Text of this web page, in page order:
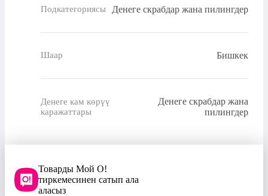
Подкатегориясы Денеге скрабдар жана пилингдер
Шаар Бишкек
Денеге кам көрүү
каражаттары
Денеге скрабдар жана
пилингдер
Товарды Мой О!
тиркемесинен сатып ала
аласыз